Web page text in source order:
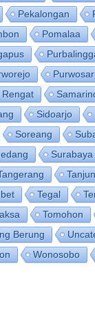
Pekalongan
Pomalaa
Rengat
Sidoarjo
Soreang
Surabaya
Tegal
Tomohon
Berung
Wonosobo